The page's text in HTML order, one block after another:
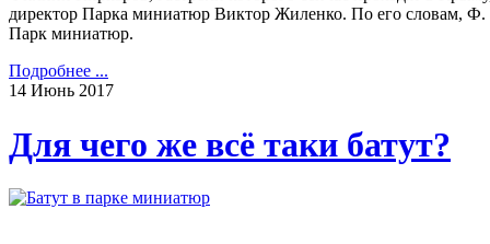
директор Парка миниатюр Виктор Жиленко. По его словам,
Парк миниатюр.
Подробнее ...
14 Июнь 2017
Для чего же всё таки батут?